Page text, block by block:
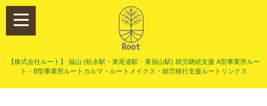
【株式会社ルート】 福山 (松永駅・東尾道駅・東福山駅) 就労継続支援 A型事業所ルー
ト・B型事業所ルートカルマ・ルートメイクス・就労移行支援ルートリンクス